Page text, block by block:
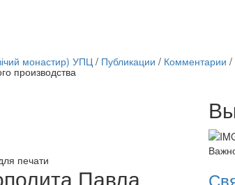
Онлайн
12 сентября
12
12 сентября
монастир) УПЦ/ Публикации / Комментарии /
производства
печати
Павла